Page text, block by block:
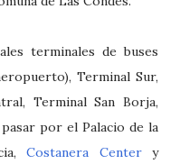
terminales de buses
Terminal Sur,
Terminal San Borja,
por el Palacio de la
Costanera Centery